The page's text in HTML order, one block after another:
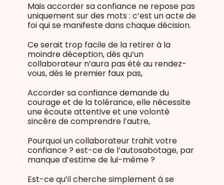
Mais accorder sa confiance ne repose pas
uniquement sur des mots : c’est un acte de
foi qui se manifeste dans chaque décision.
Ce serait trop facile de la retirer à la
moindre déception, dès qu’un
collaborateur n’aura pas été au rendez-
vous, dès le premier faux pas,
Accorder sa confiance demande du
courage et de la tolérance, elle nécessite
une écoute attentive et une volonté
sincère de comprendre l’autre,
Pourquoi un collaborateur trahit votre
confiance ? est-ce de l’autosabotage, par
manque d’estime de lui-même ?
Est-ce qu’il cherche simplement à se